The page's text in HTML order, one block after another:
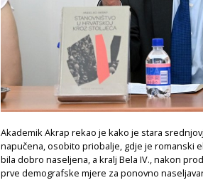
Akademik Akrap rekao je kako je stara
napučena, osobito priobalje, gdje je romanski
bila dobro naseljena, a kralj Bela IV., nakon
prve demografske mjere za ponovno